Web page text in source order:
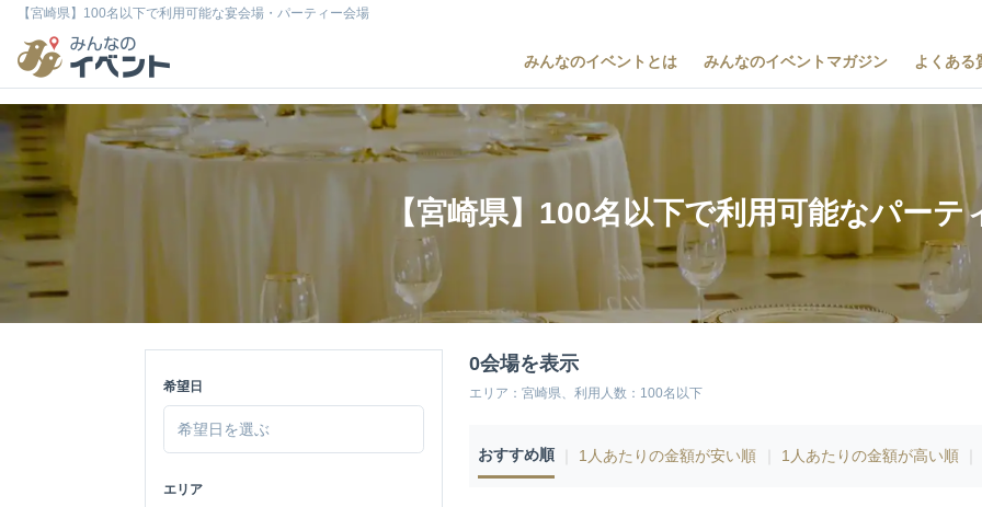
【宮崎県】100名以下で利用可能な宴会場・パーティー会場
みんなのイベントとは みんなのイベントマガジン よくある
【宮崎県】100名以下で利用可能なパーテ
希望日
エリア
0会場を表示
エリア：宮崎県、利用人数：100名以下
おすすめ順 1人あたりの金額が安い順 1人あたりの金額が高い順